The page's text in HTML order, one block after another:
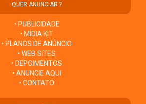
QUER ANUNCIAR ?
• PUBLICIDADE
• MÍDIA KIT
• PLANOS DE ANÚNCIO
• WEB SITES
• DEPOIMENTOS
• ANUNCIE AQUI
• CONTATO